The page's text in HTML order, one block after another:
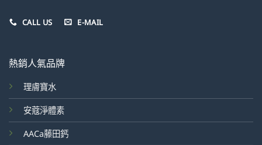
CALL US E-MAIL
熱銷人氣品牌
理膚寶水
安蔻淨體素
AACa藤田鈣